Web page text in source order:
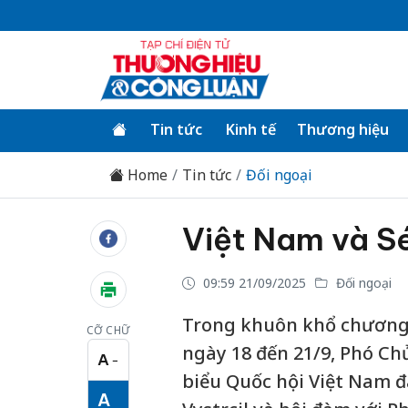
Tin tức Kinh tế Thương hiệu
Home Tin tức Đối ngoại
CỠ CHỮ
A −
Cỡ chữ nhỏ
A
Việt Nam và
09:59 21/09/2025 Đối ngoại
Trong khuôn khổ
ngày 18 đến 21/9, Phó
biểu Quốc hội Việt Nam